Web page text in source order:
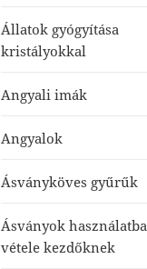
Állatok gyógyítása
kristályokkal
Angyali imák
Angyalok
Ásványköves gyűrűk
Ásványok használatba
vétele kezdőknek